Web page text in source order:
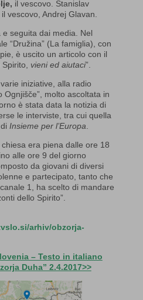
il vescovo. Stanislav
il vescovo, Andrej Glavan.
e seguita dai media. Nel
“Družina” (La famiglia), con
è uscito un articolo con il
vieni ed aiutaci”.
iniziative, alla radio
Ognjišče”, molto ascoltata in
è stata data la notizia di
le interviste, tra cui quella
Insieme per l’Europa
chiesa era piena dalle ore 18
alle ore 9 del giorno
da giovani di diversi
e partecipato, tanto che
1, ha scelto di mandare
dello Spirito”.
arhiv/obzorja-
– Testo in italiano
Duha” 2.4.2017>>